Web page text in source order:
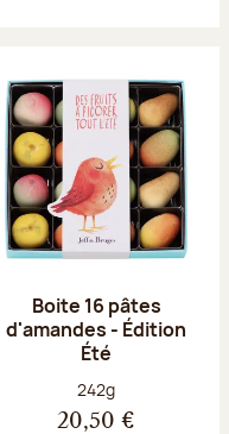
Boite 16 pâtes
d'amandes - Édition
Été
Poids net :
242g
20,50 €